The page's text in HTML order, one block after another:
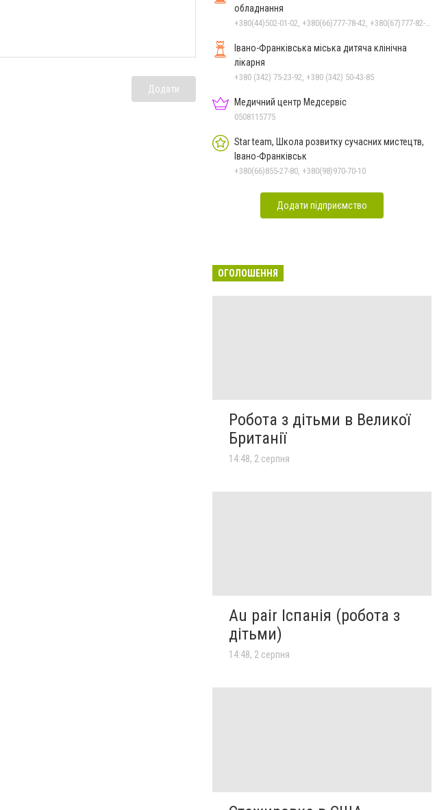
Додати
обладнання
Івано-Франківська міська дитяча клінічна
лікарня
+380 (342) 75-23-92, +380 (342) 50-43-85
Медичний центр Медсервіс
0508115775
Star team, Школа розвитку сучасних мистецтв,
Івано-Франківськ
+380(66)855-27-80, +380(98)970-70-10
Додати підприємство
ОГОЛОШЕННЯ
Робота з дітьми в Великої
Британії
14:48, 2 серпня
Au pair Іспанія (робота з
дітьми)
14:48, 2 серпня